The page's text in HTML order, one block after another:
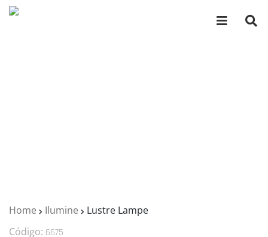
Home Ilumine
Lustre Lampe
Código: 6675